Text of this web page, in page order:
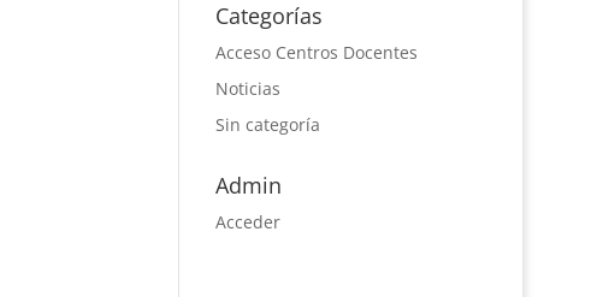
Categorías
Acceso Centros Docentes
Noticias
Sin categoría
Admin
Acceder